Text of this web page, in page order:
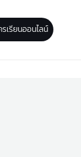
เรียนออนไลน์